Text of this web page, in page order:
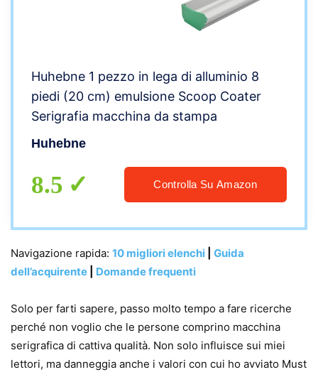
Huhebne 1 pezzo in lega di alluminio 8
piedi (20 cm) emulsione Scoop Coater
Serigrafia macchina da stampa
Huhebne
8.5 Controlla Su Amazon
Navigazione rapida: 10 migliori elenchi
Guida
dell’acquirente
Domande frequenti
Solo per farti sapere, passo molto tempo a fare ricerche
perché non voglio che le persone comprino macchina
serigrafica di cattiva qualità. Non solo influisce sui miei
lettori, ma danneggia anche i valori con cui ho avviato Must